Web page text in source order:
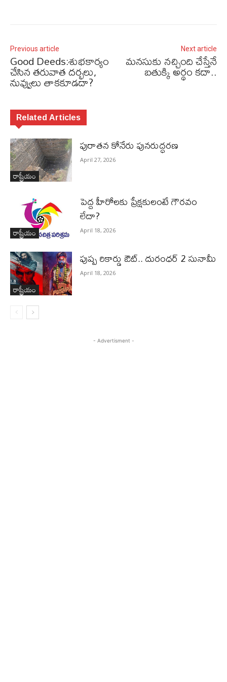
Previous article
Good Deeds:శుభకార్యం
చేసిన తరువాత దర్భలు,
నువ్వులు తాకకూడదా?
Next article
మనసుకు నచ్చింది చేస్తేనే
బతుక్కి అర్థం కదా..
Related Articles
రాష్ట్రీయం
పురాత‌న కోనేరు పున‌రుద్ధ‌ర‌ణ
April 27, 2026
రాష్ట్రీయం
పెద్ద హీరోల‌కు ప్రేక్ష‌కులంటే గౌర‌వం
లేదా?
April 18, 2026
రాష్ట్రీయం
పుష్ప రికార్డు ఔట్‌.. దురంధ‌ర్ 2 సునామీ
April 18, 2026
- Advertisment -